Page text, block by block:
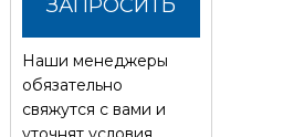
ЗАПРОСИТЬ
СТОИМОСТЬ
Наши менеджеры
обязательно
свяжутся с вами и